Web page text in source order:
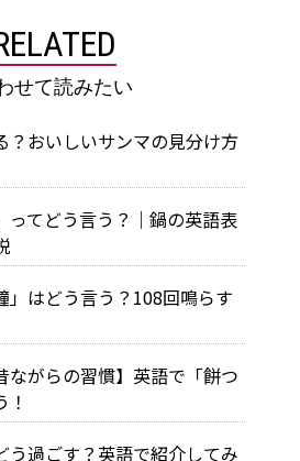
せて読みたい
？おいしいサンマの見分け方
ってどう言う？｜鍋の英語表
」はどう言う？108回鳴らす
ながらの習慣】英語で「餅つ
う過ごす？英語で紹介してみ